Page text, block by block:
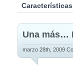
Una más…
marzo 28th, 2009